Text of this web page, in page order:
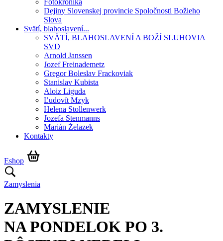
Fotokronika
Dejiny Slovenskej provincie Spoločnosti Božieho
Slova
Svätí, blahoslavení...
SVÄTÍ, BLAHOSLAVENÍ A BOŽÍ SLUHOVIA
SVD
Arnold Janssen
Jozef Freinademetz
Gregor Boleslav Frackoviak
Stanislav Kubista
Aloiz Liguda
Ľudovít Mzyk
Helena Stollenwerk
Jozefa Stenmanns
Marián Żelazek
Kontakty
Eshop
Zamyslenia
ZAMYSLENIE
NA PONDELOK PO 3.